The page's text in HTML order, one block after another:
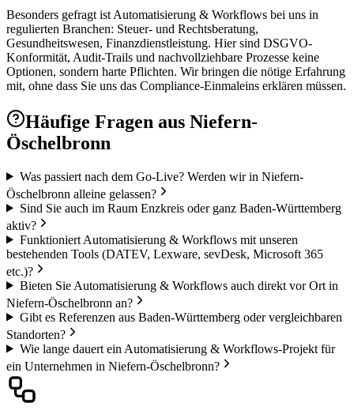
Besonders gefragt ist Automatisierung & Workflows bei uns in
regulierten Branchen: Steuer- und Rechtsberatung,
Gesundheitswesen, Finanzdienstleistung. Hier sind DSGVO-
Konformität, Audit-Trails und nachvollziehbare Prozesse keine
Optionen, sondern harte Pflichten. Wir bringen die nötige Erfahrung
mit, ohne dass Sie uns das Compliance-Einmaleins erklären müssen.
Häufige Fragen aus Niefern-
Öschelbronn
Was passiert nach dem Go-Live? Werden wir in Niefern-
Öschelbronn alleine gelassen?
Sind Sie auch im Raum Enzkreis oder ganz Baden-Württemberg
aktiv?
Funktioniert Automatisierung & Workflows mit unseren
bestehenden Tools (DATEV, Lexware, sevDesk, Microsoft 365
etc.)?
Bieten Sie Automatisierung & Workflows auch direkt vor Ort in
Niefern-Öschelbronn an?
Gibt es Referenzen aus Baden-Württemberg oder vergleichbaren
Standorten?
Wie lange dauert ein Automatisierung & Workflows-Projekt für
ein Unternehmen in Niefern-Öschelbronn?